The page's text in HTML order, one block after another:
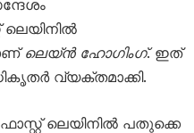
ലെയിനിൽ
ലെയ്ൻ ഹോഗിംഗ്. ഇത്
വ്യക്തമാക്കി.
ലെയിനിൽ പതുക്കെ